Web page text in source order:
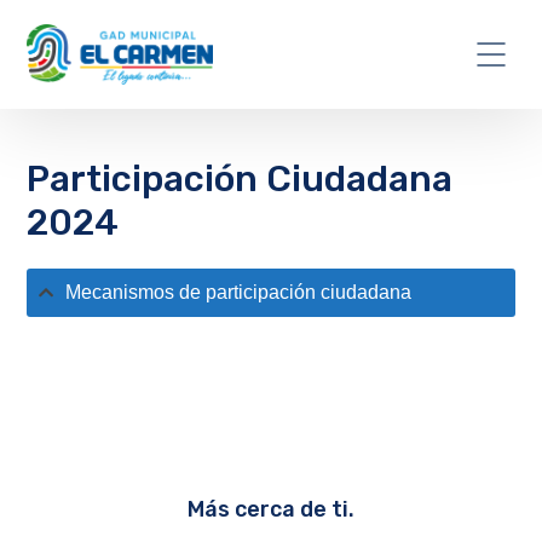
Participación Ciudadana
2024
Mecanismos de participación ciudadana
Más cerca de ti.